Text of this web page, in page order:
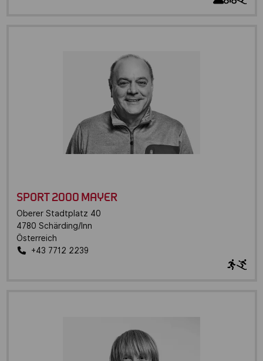
SPORT 2000 MAYER
Oberer Stadtplatz 40
4780 Schärding/Inn
Österreich
+43 7712 2239